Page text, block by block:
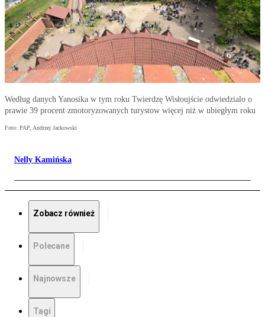
Według danych Yanosika w tym roku Twierdzę Wisłoujście odwiedzialo o
prawie 39 procent zmotoryzowanych turystow więcej niż w ubiegłym roku
Foto: PAP, Andrzej Jackowski
Nelly Kamińska
Zobacz również
Polecane
Najnowsze
Tagi